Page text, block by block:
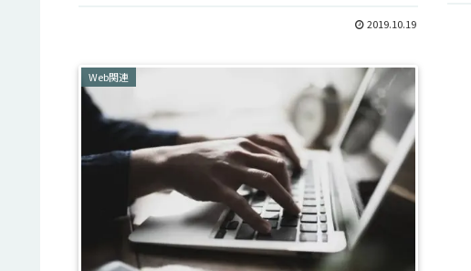
2019.10.19
Web関連